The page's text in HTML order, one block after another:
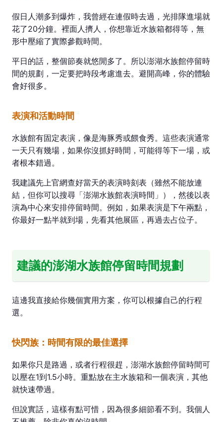
假日人潮多到爆炸，我曾經在連假時去過，光排隊進場就
花了20分鐘。裡面人擠人，你想靠近水族箱都得等，無
形中壓縮了實際參觀時間。
平日的話，整個節奏就悠閒多了。所以澎湖水族館停留時
間的規劃，一定要把時段考慮進去。避開高峰，你的體驗
會好很多。
表演和活動時間
水族館有固定表演，像是海豚秀或餵食秀。這些表演通常
一天只有幾場，如果你沒抓好時間，可能得等下一場，或
者根本錯過。
我建議先上官網查好當天的表演時刻表（雖然不能放連
結，但你可以搜尋「澎湖水族館表演時間」），然後以表
演為中心來安排停留時間。例如，如果表演是下午兩點，
你最好一點半就到場，先看其他展區，再過去占位子。
建議的澎湖水族館停留時間規劃
這邊我直接給你幾個實用方案，你可以根據自己的行程
選。
快閃族：時間有限的最佳選擇
如果你只是路過，或者行程很趕，澎湖水族館停留時間可
以壓在1到1.5小時。重點放在主水族箱和一個表演，其他
就快速帶過。
但說實話，這樣有點可惜，因為很多細節看不到。我個人